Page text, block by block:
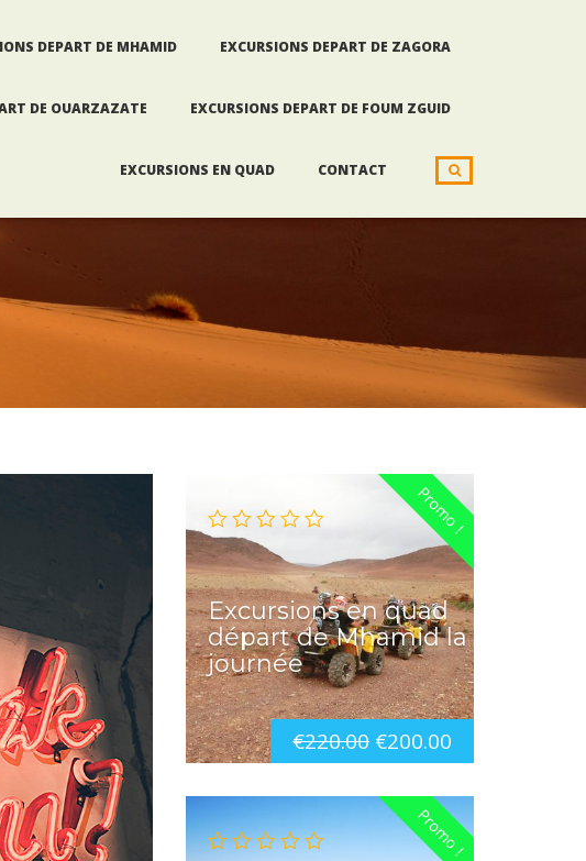
DEPART DE MHAMID EXCURSIONS DEPART DE ZAGORA
DE OUARZAZATE EXCURSIONS DEPART DE FOUM ZGUID
EXCURSIONS EN QUAD CONTACT
Promo !
Excursions en quad
départ de Mhamid la
journée
€220.00 €200.00
Promo !